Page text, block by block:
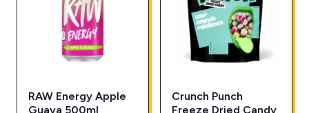
RAW Energy Apple
Guava 500ml
Crunch Punch
Freeze Dried Candy